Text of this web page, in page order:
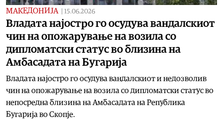
МАКЕДОНИЈА 15.06.2026
Владата најостро го осудува вандалскиот
чин на опожарување на возила со
дипломатски статус во близина на
Амбасадата на Бугарија
Владата најостро го осудува вандалскиот и недозволив
чин на опожарување на возила со дипломатски статус во
непосредна близина на Амбасадата на Република
Бугарија во Скопје.